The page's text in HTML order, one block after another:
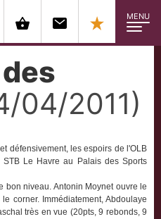
MENU
04/2011)
défensivement, les espoirs de l'OLB
Le Havre au Palais des Sports
bon niveau. Antonin Moynet ouvre le
corner. Immédiatement, Abdoulaye
très en vue (20pts, 9 rebonds, 9